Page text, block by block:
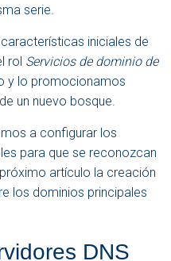
Ó
serie.
iniciales de
rol Servicios de dominio de
y lo promocionamos
un nuevo bosque.
a configurar los
para que se reconozcan
artículo la creación
los dominios principales
DNS